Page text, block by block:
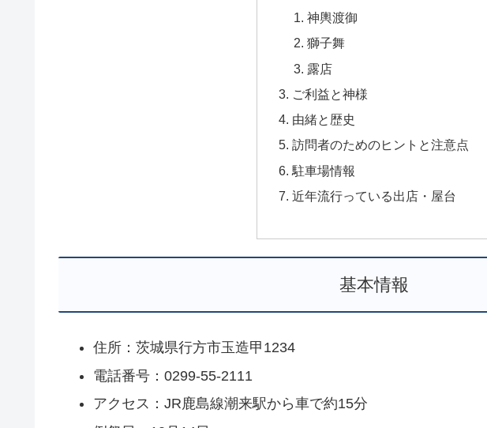
神輿渡御
獅子舞
露店
ご利益と神様
由緒と歴史
訪問者のためのヒントと注意点
駐車場情報
近年流行っている出店・屋台
基本情報
住所：茨城県行方市玉造甲1234
電話番号：0299-55-2111
アクセス：JR鹿島線潮来駅から車で約15分